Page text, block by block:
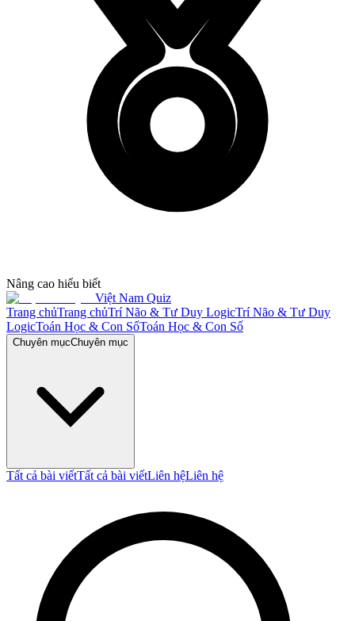
Nâng cao hiểu biết
Việt Nam Quiz
Trang chủTrang chủTrí Não & Tư Duy LogicTrí Não & Tư Duy
LogicToán Học & Con SốToán Học & Con Số
Chuyên mụcChuyên mục
Tất cả bài viếtTất cả bài viếtLiên hệLiên hệ